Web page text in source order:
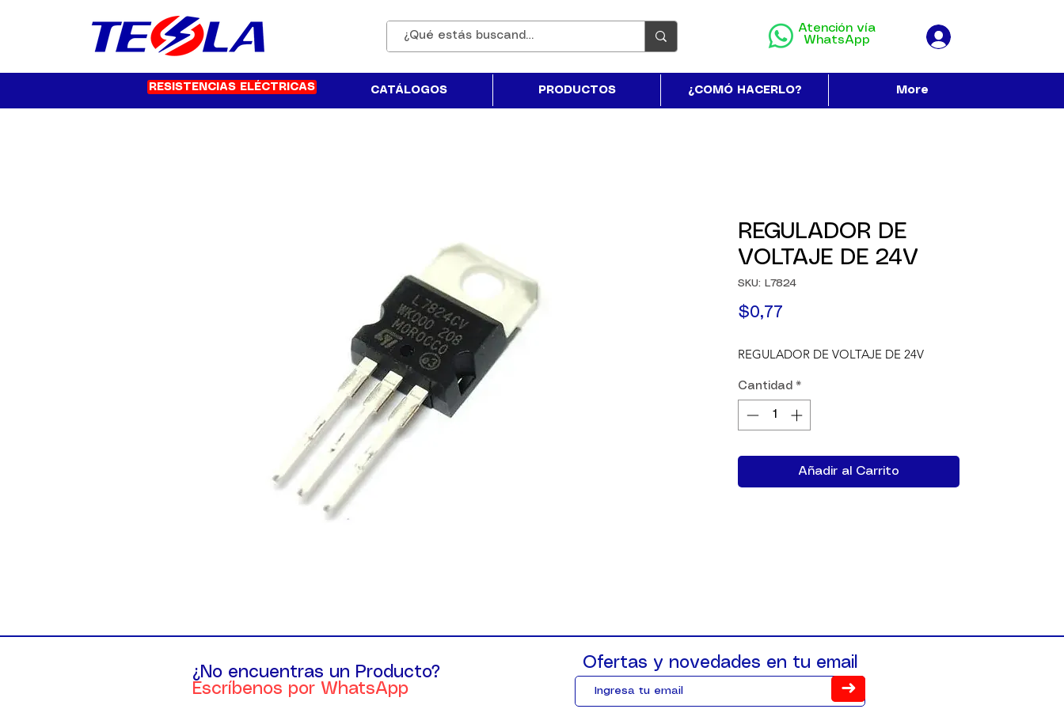
Atención vía
WhatsApp
RESISTENCIAS ELÉCTRICAS CATÁLOGOS PRODUCTOS ¿COMÓ HACERLO? More
REGULADOR DE
VOLTAJE DE 24V
SKU: L7824
$0,77
REGULADOR DE VOLTAJE DE 24V
Cantidad *
Añadir al Carrito
¿No encuentras un Producto?
Escríbenos por WhatsApp
Ofertas y novedades en tu email
➜